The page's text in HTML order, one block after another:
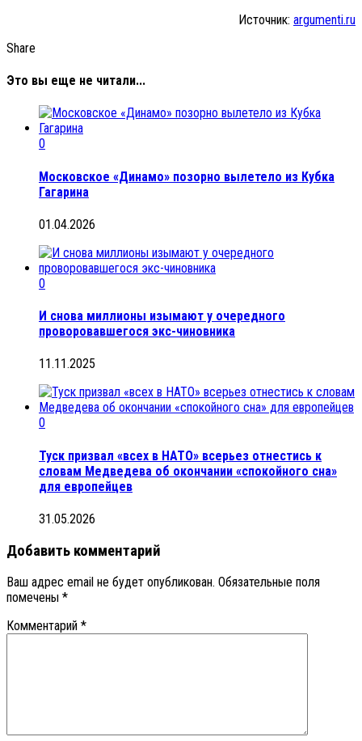
Источник: argumenti.ru
Share
Это вы еще не читали...
0
Московское «Динамо» позорно вылетело из Кубка
Гагарина
01.04.2026
0
И снова миллионы изымают у очередного
проворовавшегося экс-чиновника
11.11.2025
0
Туск призвал «всех в НАТО» всерьез отнестись к
словам Медведева об окончании «спокойного сна»
для европейцев
31.05.2026
Добавить комментарий
Ваш адрес email не будет опубликован. Обязательные поля
помечены *
Комментарий *